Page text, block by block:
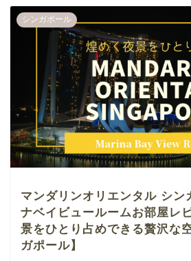
シンガポール
マンダリンオリエンタル シン
ナベイビュールームお部屋レ
景をひとり占めできる贅沢な
ガポール】